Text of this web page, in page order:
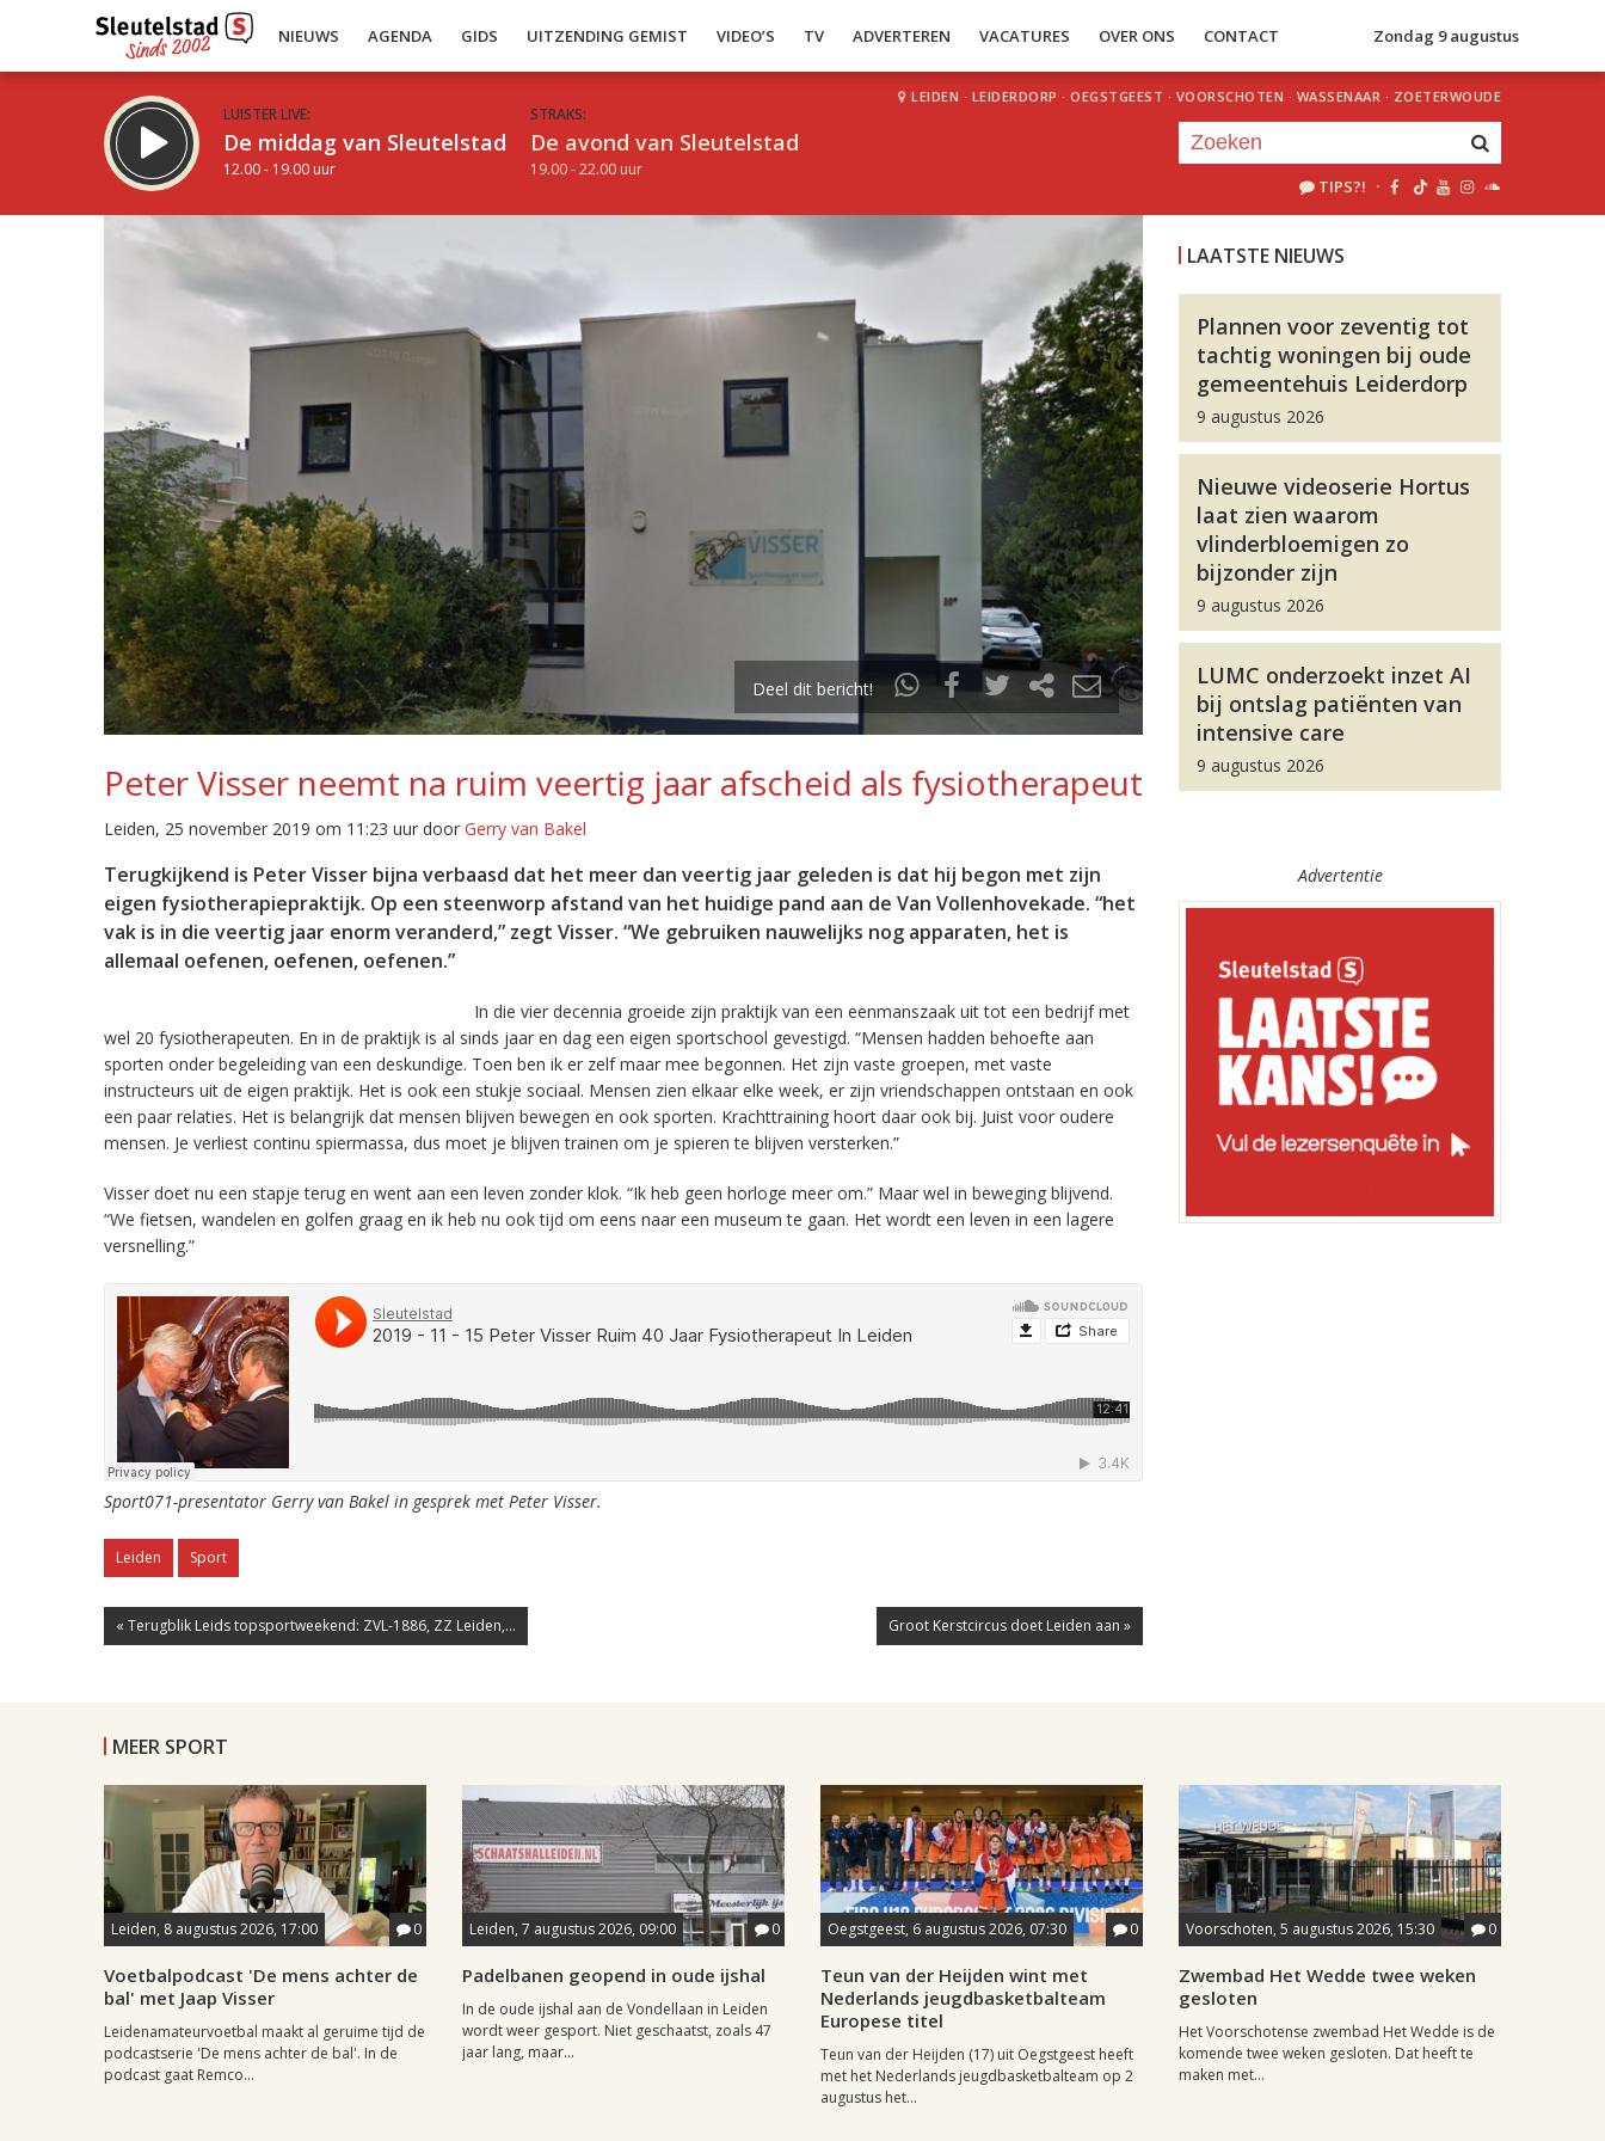
NIEUWS AGENDA GIDS UITZENDING GEMIST VIDEO’S TV ADVERTEREN VACATURES OVER ONS CONTACT Zondag 9 augustus
LUISTER LIVE:
De middag van Sleutelstad
12.00 - 19.00 uur
STRAKS:
De avond van Sleutelstad
19.00 - 22.00 uur
LEIDEN · LEIDERDORP · OEGSTGEEST · VOORSCHOTEN · WASSENAAR · ZOETERWOUDE
TIPS?! ·
Deel dit bericht!
Peter Visser neemt na ruim veertig jaar afscheid als fysiotherapeut
Leiden, 25 november 2019 om 11:23 uur door Gerry van Bakel
Terugkijkend is Peter Visser bijna verbaasd dat het meer dan veertig jaar geleden is dat hij begon met zijn
eigen fysiotherapiepraktijk. Op een steenworp afstand van het huidige pand aan de Van Vollenhovekade. “het
vak is in die veertig jaar enorm veranderd,” zegt Visser. “We gebruiken nauwelijks nog apparaten, het is
allemaal oefenen, oefenen, oefenen.”
In die vier decennia groeide zijn praktijk van een eenmanszaak uit tot een bedrijf met
wel 20 fysiotherapeuten. En in de praktijk is al sinds jaar en dag een eigen sportschool gevestigd. “Mensen hadden behoefte aan
sporten onder begeleiding van een deskundige. Toen ben ik er zelf maar mee begonnen. Het zijn vaste groepen, met vaste
instructeurs uit de eigen praktijk. Het is ook een stukje sociaal. Mensen zien elkaar elke week, er zijn vriendschappen ontstaan en ook
een paar relaties. Het is belangrijk dat mensen blijven bewegen en ook sporten. Krachttraining hoort daar ook bij. Juist voor oudere
mensen. Je verliest continu spiermassa, dus moet je blijven trainen om je spieren te blijven versterken.”
Visser doet nu een stapje terug en went aan een leven zonder klok. “Ik heb geen horloge meer om.” Maar wel in beweging blijvend.
“We fietsen, wandelen en golfen graag en ik heb nu ook tijd om eens naar een museum te gaan. Het wordt een leven in een lagere
versnelling.”
Sport071-presentator Gerry van Bakel in gesprek met Peter Visser.
Leiden Sport
« Terugblik Leids topsportweekend: ZVL-1886, ZZ Leiden,... Groot Kerstcircus doet Leiden aan »
LAATSTE NIEUWS
Plannen voor zeventig tot
tachtig woningen bij oude
gemeentehuis Leiderdorp
9 augustus 2026
Nieuwe videoserie Hortus
laat zien waarom
vlinderbloemigen zo
bijzonder zijn
9 augustus 2026
LUMC onderzoekt inzet AI
bij ontslag patiënten van
intensive care
9 augustus 2026
Advertentie
MEER SPORT
Leiden, 8 augustus 2026, 17:00 0
Voetbalpodcast 'De mens achter de
bal' met Jaap Visser
Leidenamateurvoetbal maakt al geruime tijd de
podcastserie 'De mens achter de bal'. In de
podcast gaat Remco...
Leiden, 7 augustus 2026, 09:00 0
Padelbanen geopend in oude ijshal
In de oude ijshal aan de Vondellaan in Leiden
wordt weer gesport. Niet geschaatst, zoals 47
jaar lang, maar...
Oegstgeest, 6 augustus 2026, 07:30 0
Teun van der Heijden wint met
Nederlands jeugdbasketbalteam
Europese titel
Teun van der Heijden (17) uit Oegstgeest heeft
met het Nederlands jeugdbasketbalteam op 2
augustus het...
Voorschoten, 5 augustus 2026, 15:30 0
Zwembad Het Wedde twee weken
gesloten
Het Voorschotense zwembad Het Wedde is de
komende twee weken gesloten. Dat heeft te
maken met...